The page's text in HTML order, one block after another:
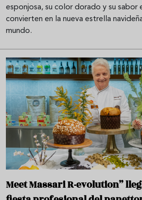
esponjosa, su color dorado y su sabor
convierten en la nueva estrella
mundo.
Meet Massari R-evolution”